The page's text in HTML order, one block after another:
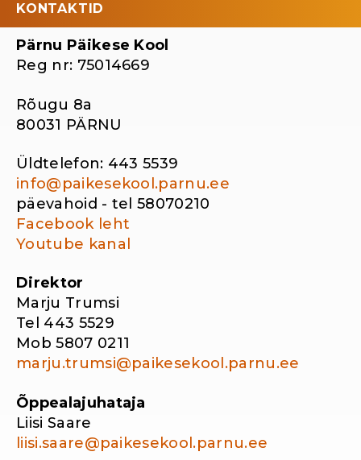
KONTAKTID
Pärnu Päikese Kool
Reg nr: 75014669
Rõugu 8a
80031 PÄRNU
Üldtelefon: 443 5539
info@paikesekool.parnu.ee
päevahoid - tel 58070210
Facebook leht
Youtube kanal
Direktor
Marju Trumsi
Tel 443 5529
Mob 5807 0211
marju.trumsi@paikesekool.parnu.ee
Õppealajuhataja
Liisi Saare
liisi.saare@paikesekool.parnu.ee